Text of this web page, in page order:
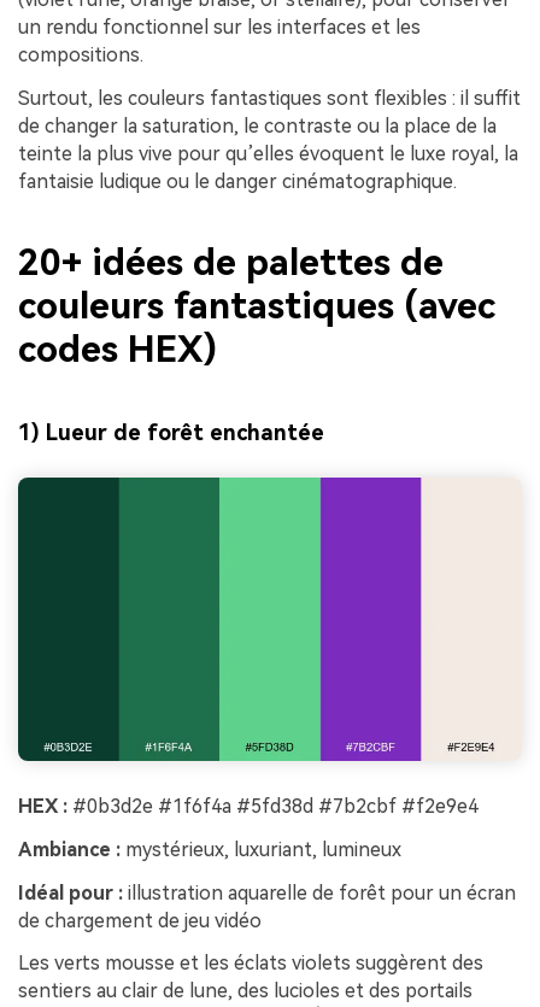
un rendu fonctionnel sur les interfaces et les
compositions.
Surtout, les couleurs fantastiques sont flexibles : il suffit
de changer la saturation, le contraste ou la place de la
teinte la plus vive pour qu’elles évoquent le luxe royal, la
fantaisie ludique ou le danger cinématographique.
20+ idées de palettes de
couleurs fantastiques (avec
codes HEX)
1) Lueur de forêt enchantée
HEX : #0b3d2e #1f6f4a #5fd38d #7b2cbf #f2e9e4
Ambiance : mystérieux, luxuriant, lumineux
Idéal pour : illustration aquarelle de forêt pour un écran
de chargement de jeu vidéo
Les verts mousse et les éclats violets suggèrent des
sentiers au clair de lune, des lucioles et des portails